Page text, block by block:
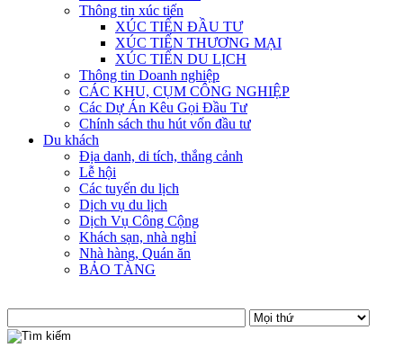
Thông tin xúc tiến
XÚC TIẾN ĐẦU TƯ
XÚC TIẾN THƯƠNG MẠI
XÚC TIẾN DU LỊCH
Thông tin Doanh nghiệp
CÁC KHU, CỤM CÔNG NGHIỆP
Các Dự Án Kêu Gọi Đầu Tư
Chính sách thu hút vốn đầu tư
Du khách
Địa danh, di tích, thắng cảnh
Lễ hội
Các tuyến du lịch
Dịch vụ du lịch
Dịch Vụ Công Cộng
Khách sạn, nhà nghỉ
Nhà hàng, Quán ăn
BẢO TÀNG